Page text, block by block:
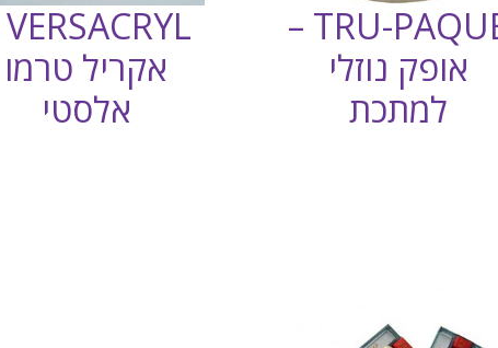
TRU-PAQUE –
אופק נוזלי
למתכת
אקריל טרמו
אלסטי